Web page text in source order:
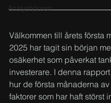
Analyshörnan
Välkommen till årets första
2025 har tagit sin början
osäkerhet som påverkat
investerare. I denna
hur de första månaderna
faktorer som har haft störst